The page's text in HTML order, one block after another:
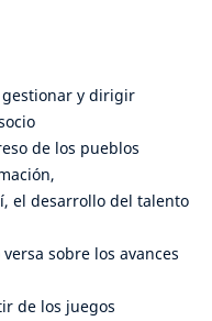
gestionar y dirigir
de los pueblos
el desarrollo del talento
sobre los avances
de los juegos